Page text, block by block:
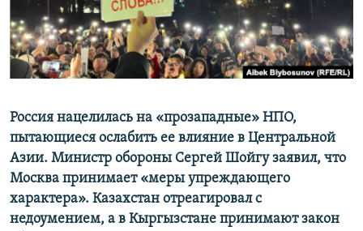
Россия нацелилась на «прозападные» НПО,
пытающиеся ослабить ее влияние в Центральной
Азии. Министр обороны Сергей Шойгу заявил, что
Москва принимает «меры упреждающего
характера». Казахстан отреагировал с
недоумением, а в Кыргызстане принимают закон